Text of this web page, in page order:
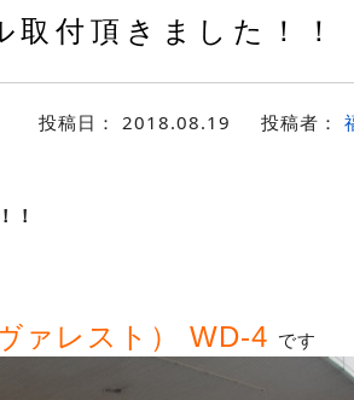
取付頂きました！！
投稿日： 2018.08.19 投稿者：
！
ァレスト） WD-4 です